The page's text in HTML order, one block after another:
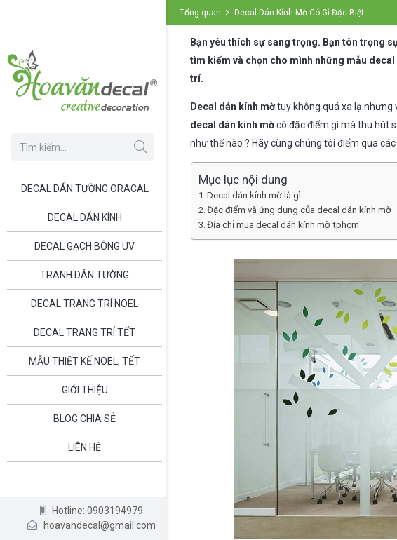
DECAL DÁN TƯỜNG ORACAL
DECAL DÁN KÍNH
DECAL GẠCH BÔNG UV
TRANH DÁN TƯỜNG
DECAL TRANG TRÍ NOEL
DECAL TRANG TRÍ TẾT
MẪU THIẾT KẾ NOEL, TẾT
GIỚI THIỆU
BLOG CHIA SẺ
LIÊN HỆ
Hotline: 0903194979
hoavandecal@gmail.com
Tổng quan Decal Dán Kính Mờ Có Gì Đặc Biệt
Bạn yêu thích sự sang trọng. Bạn tôn trọng
tìm kiếm và chọn cho mình những mẫu
trí.
Decal dán kính mờtuy không quá xa lạ nhưng
decal dán kính mờcó đặc điểm gì mà thu hút
như thế nào ? Hãy cùng chúng tôi điểm qua
Mục lục nội dung
Decal dán kính mờ là gì
Đặc điểm và ứng dụng của decal dán kính mờ
Địa chỉ mua decal dán kính mờ tphcm